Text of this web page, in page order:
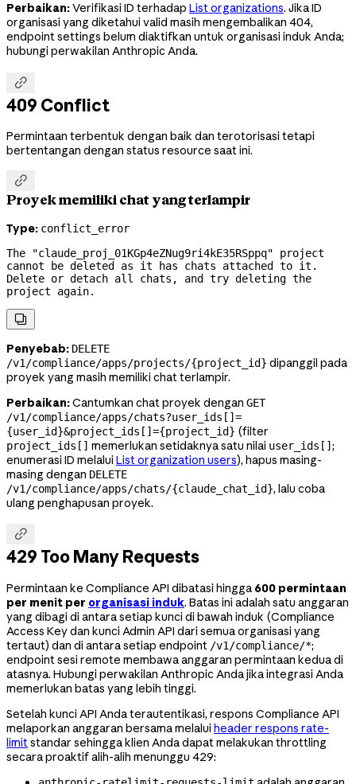
Perbaikan:Verifikasi ID terhadap List organizations. Jika ID
organisasi yang diketahui valid masih mengembalikan 404,
endpoint settings belum diaktifkan untuk organisasi induk Anda;
hubungi perwakilan Anthropic Anda.

409 Conflict
Permintaan terbentuk dengan baik dan terotorisasi tetapi
bertentangan dengan status resource saat ini.

Proyek memiliki chat yang terlampir
Type: conflict_error
The "claude_proj_01KGp4eZNug9ri4kE35RSppq" project
cannot be deleted as it has chats attached to it.
Delete or detach all chats, and try deleting the
project again.

Penyebab: DELETE
/v1/compliance/apps/projects/{project_id} dipanggil pada
proyek yang masih memiliki chat terlampir.
Perbaikan:Cantumkan chat proyek dengan GET
/v1/compliance/apps/chats?user_ids[]=
{user_id}&project_ids[]={project_id} (filter
project_ids[] memerlukan setidaknya satu nilai user_ids[] ;
enumerasi ID melalui List organization users), hapus masing-
masing dengan DELETE
/v1/compliance/apps/chats/{claude_chat_id}, lalu coba
ulang penghapusan proyek.

429 Too Many Requests
Permintaan ke Compliance API dibatasi hingga 600 permintaan
per menit per organisasi induk. Batas ini adalah satu anggaran
yang dibagi di antara setiap kunci di bawah induk (Compliance
Access Key dan kunci Admin API dari semua organisasi yang
tertaut) dan di antara setiap endpoint /v1/compliance/*;
endpoint sesi remote membawa anggaran permintaan kedua di
atasnya. Hubungi perwakilan Anthropic Anda jika integrasi Anda
memerlukan batas yang lebih tinggi.
Setelah kunci API Anda terautentikasi, respons Compliance API
melaporkan anggaran bersama melalui header respons rate-
limitstandar sehingga klien Anda dapat melakukan throttling
secara proaktif alih-alih menunggu 429: